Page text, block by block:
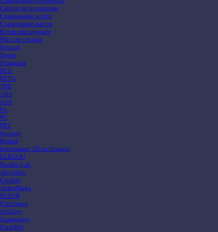
Cabluri de prototipare
Componente active
Componente pasive
Kituri educaționale
Plăci de circuite
Senzori
Drone
Filamente
PLA
PETG
TPU
ABS
ASA
PA
PC
PET
Support
Rășină
Imprimante 3D cu filament
ELEGOO
Bambu Lab
Anycubic
Creality
AnkerMake
FLSUN
Flashforge
Artillery
Snapmaker
CreatBot